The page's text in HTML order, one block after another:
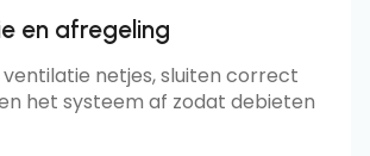
en afregeling
netjes, sluiten correct
het systeem af zodat debieten